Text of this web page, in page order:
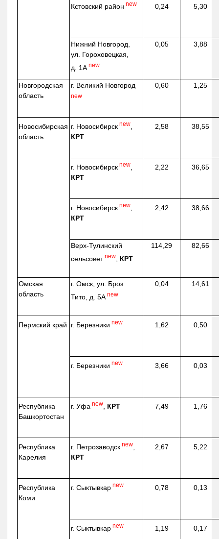
Кстовский район new 0,24 5,30
Нижний Новгород,
ул. Гороховецкая,
д. 1А new
0,05 3,88
Новгородская
область
г. Великий Новгород
new
0,60 1,25
Новосибирская
область
г. Новосибирск new
КРТ
2,58 38,55
г. Новосибирск new
КРТ
2,22 36,65
г. Новосибирск new
КРТ
2,42 38,66
Верх-Тулинский
сельсовет new КРТ
114,29 82,66
Омская
область
г. Омск, ул. Броз
Тито, д. 5А new
0,04 14,61
Пермский край г. Березники new 1,62 0,50
г. Березники new 3,66 0,03
Республика
Башкортостан
г. Уфа new КРТ 7,49 1,76
Республика
Карелия
г. Петрозаводск new
КРТ
2,67 5,22
Республика
Коми
г. Сыктывкар new 0,78 0,13
г. Сыктывкар new 1,19 0,17